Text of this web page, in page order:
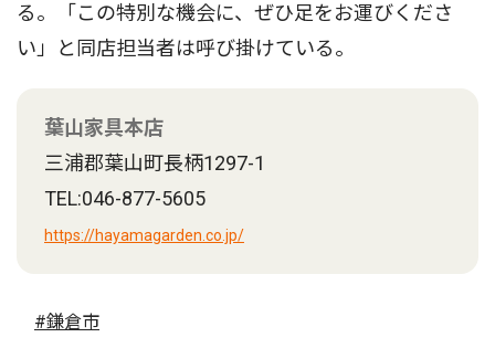
る。「この特別な機会に、ぜひ足をお運びくださ
い」と同店担当者は呼び掛けている。
葉山家具本店
三浦郡葉山町長柄1297-1
TEL:046-877-5605
https://hayamagarden.co.jp/
#鎌倉市